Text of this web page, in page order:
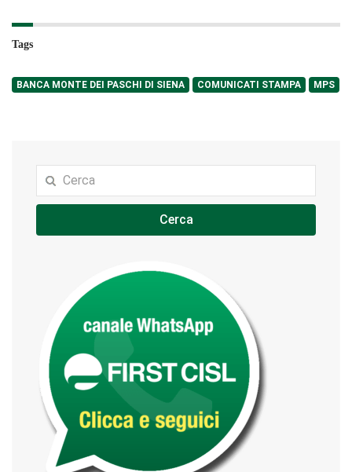
Tags
BANCA MONTE DEI PASCHI DI SIENA COMUNICATI STAMPA MPS
Cerca